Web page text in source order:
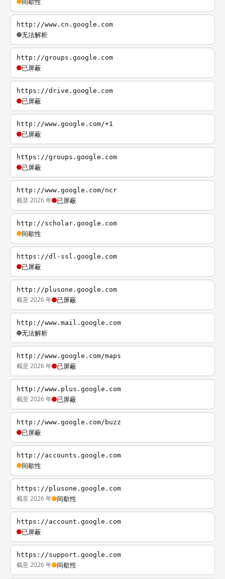
http://www.cn.google.com
无法解析
http://groups.google.com
已屏蔽
https://drive.google.com
已屏蔽
http://www.google.com/+1
已屏蔽
https://groups.google.com
已屏蔽
http://www.google.com/ncr
截至 2026 年 已屏蔽
http://scholar.google.com
间歇性
https://dl-ssl.google.com
已屏蔽
http://plusone.google.com
截至 2026 年 已屏蔽
http://www.mail.google.com
无法解析
http://www.google.com/maps
截至 2026 年 已屏蔽
http://www.plus.google.com
截至 2026 年 已屏蔽
http://www.google.com/buzz
已屏蔽
http://accounts.google.com
间歇性
https://plusone.google.com
截至 2026 年 间歇性
https://account.google.com
已屏蔽
https://support.google.com
截至 2026 年 间歇性